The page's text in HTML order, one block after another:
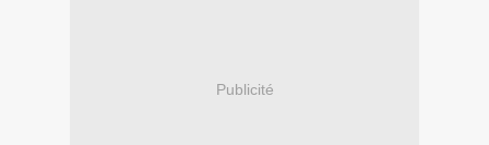
Publicité